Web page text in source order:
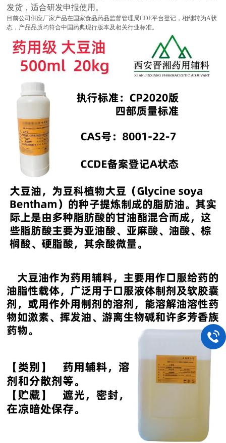
发货，适合研发申报使用。
目前公司供应厂家产品在国家食品药品监督管理局CDE平台登记，相继转为A状
态，产品品质均符合中国药典现行版本及相关行业标准。